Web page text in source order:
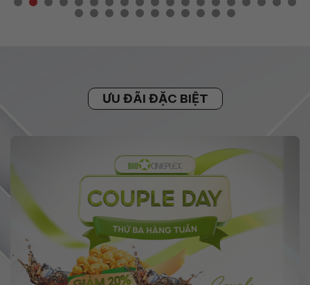
ƯU ĐÃI ĐẶC BIỆT